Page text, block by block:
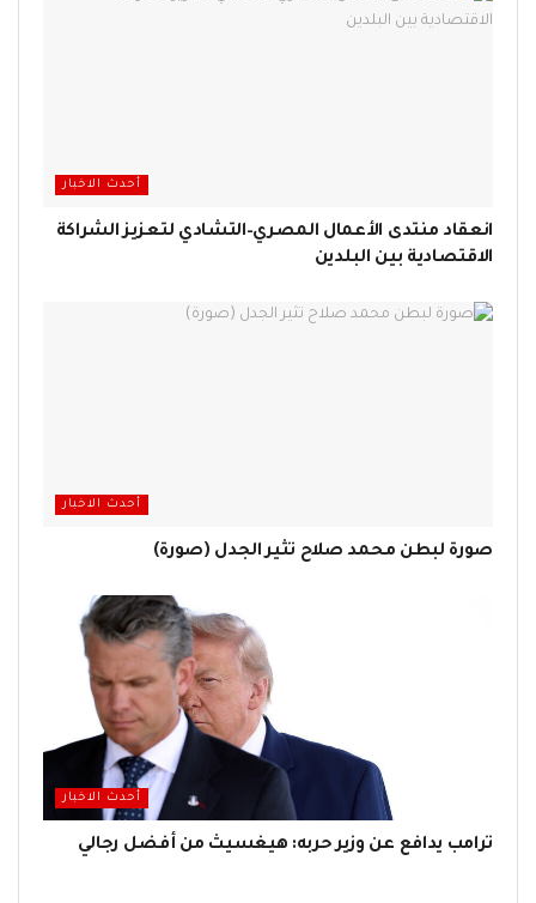
أحدث الاخبار
انعقاد منتدى الأعمال المصري–التشادي لتعزيز الشراكة
الاقتصادية بين البلدين
أحدث الاخبار
صورة لبطن محمد صلاح تثير الجدل (صورة)
أحدث الاخبار
ترامب يدافع عن وزير حربه: هيغسيث من أفضل رجالي